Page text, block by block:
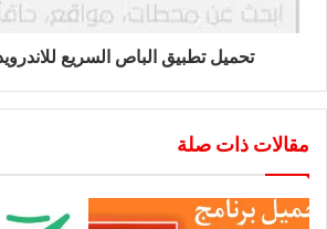
تحميل تطبيق الباص السريع للاندرويد 2023
مقالات ذات صلة